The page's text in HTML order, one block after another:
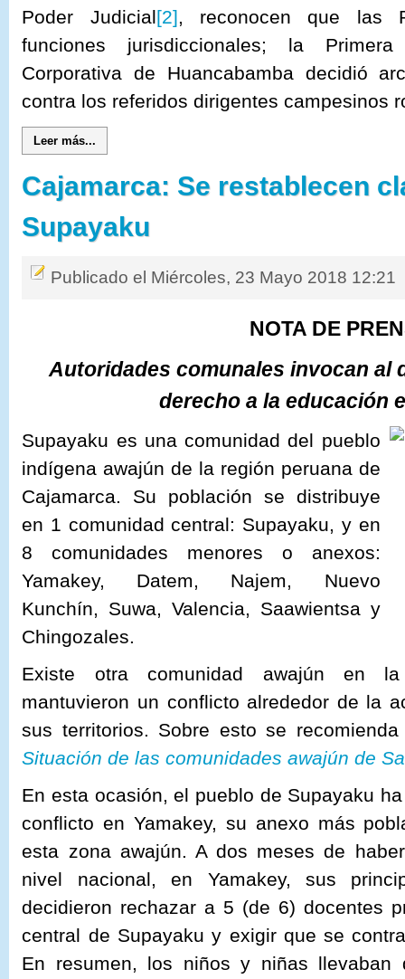
Poder Judicial[2], reconocen que las
funciones jurisdiccionales; la
Corporativa de Huancabamba decidió
contra los referidos dirigentes campesinos
Leer más...
Cajamarca: Se restablecen
Supayaku
Publicado el Miércoles, 23 Mayo 2018 12:21
NOTA DE
Autoridades comunales invocan al
derecho a la educación
Supayaku es una comunidad del pueblo
indígena awajún de la región peruana de
Cajamarca. Su población se distribuye
en 1 comunidad central: Supayaku, y en
8 comunidades menores o anexos:
Yamakey, Datem, Najem, Nuevo
Kunchín, Suwa, Valencia, Saawientsa y
Chingozales.
Existe otra comunidad awajún en la
mantuvieron un conflicto alrededor de la
sus territorios. Sobre esto se
Situación de las comunidades awajún de
En esta ocasión, el pueblo de Supayaku
conflicto en Yamakey, su anexo más
esta zona awajún. A dos meses de
nivel nacional, en Yamakey, sus
decidieron rechazar a 5 (de 6) docentes
central de Supayaku y exigir que se
En resumen, los niños y niñas